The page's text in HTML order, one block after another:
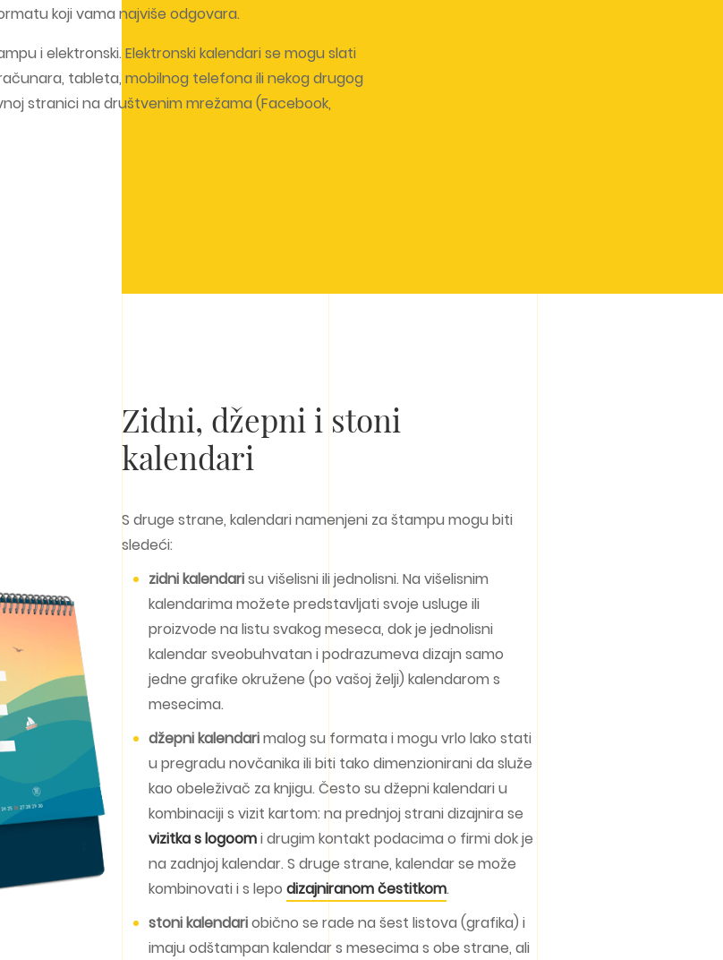
koji vama najviše odgovara.
i elektronski. Elektronski kalendari se mogu slati
tableta, mobilnog telefona ili nekog drugog
stranici na društvenim mrežama (Facebook,
Zidni, džepni i stoni
kalendari
S druge strane, kalendari namenjeni za štampu mogu biti
sledeći:
zidni kalendarisu višelisni ili jednolisni. Na višelisnim
kalendarima možete predstavljati svoje usluge ili
proizvode na listu svakog meseca, dok je jednolisni
kalendar sveobuhvatan i podrazumeva dizajn samo
jedne grafike okružene (po vašoj želji) kalendarom s
mesecima.
džepni kalendarimalog su formata i mogu vrlo lako stati
u pregradu novčanika ili biti tako dimenzionirani da služe
kao obeleživač za knjigu. Često su džepni kalendari u
kombinaciji s vizit kartom: na prednjoj strani dizajnira se
vizitka s logoomi drugim kontakt podacima o firmi dok je
na zadnjoj kalendar. S druge strane, kalendar se može
kombinovati i s lepo dizajniranom čestitkom.
stoni kalendariobično se rade na šest listova (grafika) i
imaju odštampan kalendar s mesecima s obe strane, ali